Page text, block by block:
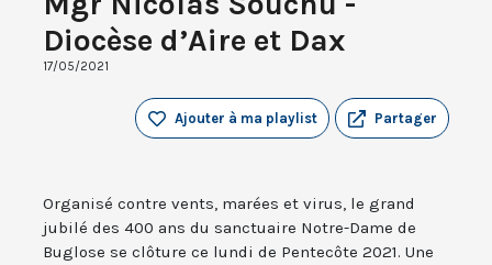
Diocèse d’Aire et Dax
17/05/2021
Partager
Ajouter à ma playlist
Organisé contre vents, marées et virus, le grand
jubilé des 400 ans du sanctuaire Notre-Dame de
Buglose se clôture ce lundi de Pentecôte 2021. Une